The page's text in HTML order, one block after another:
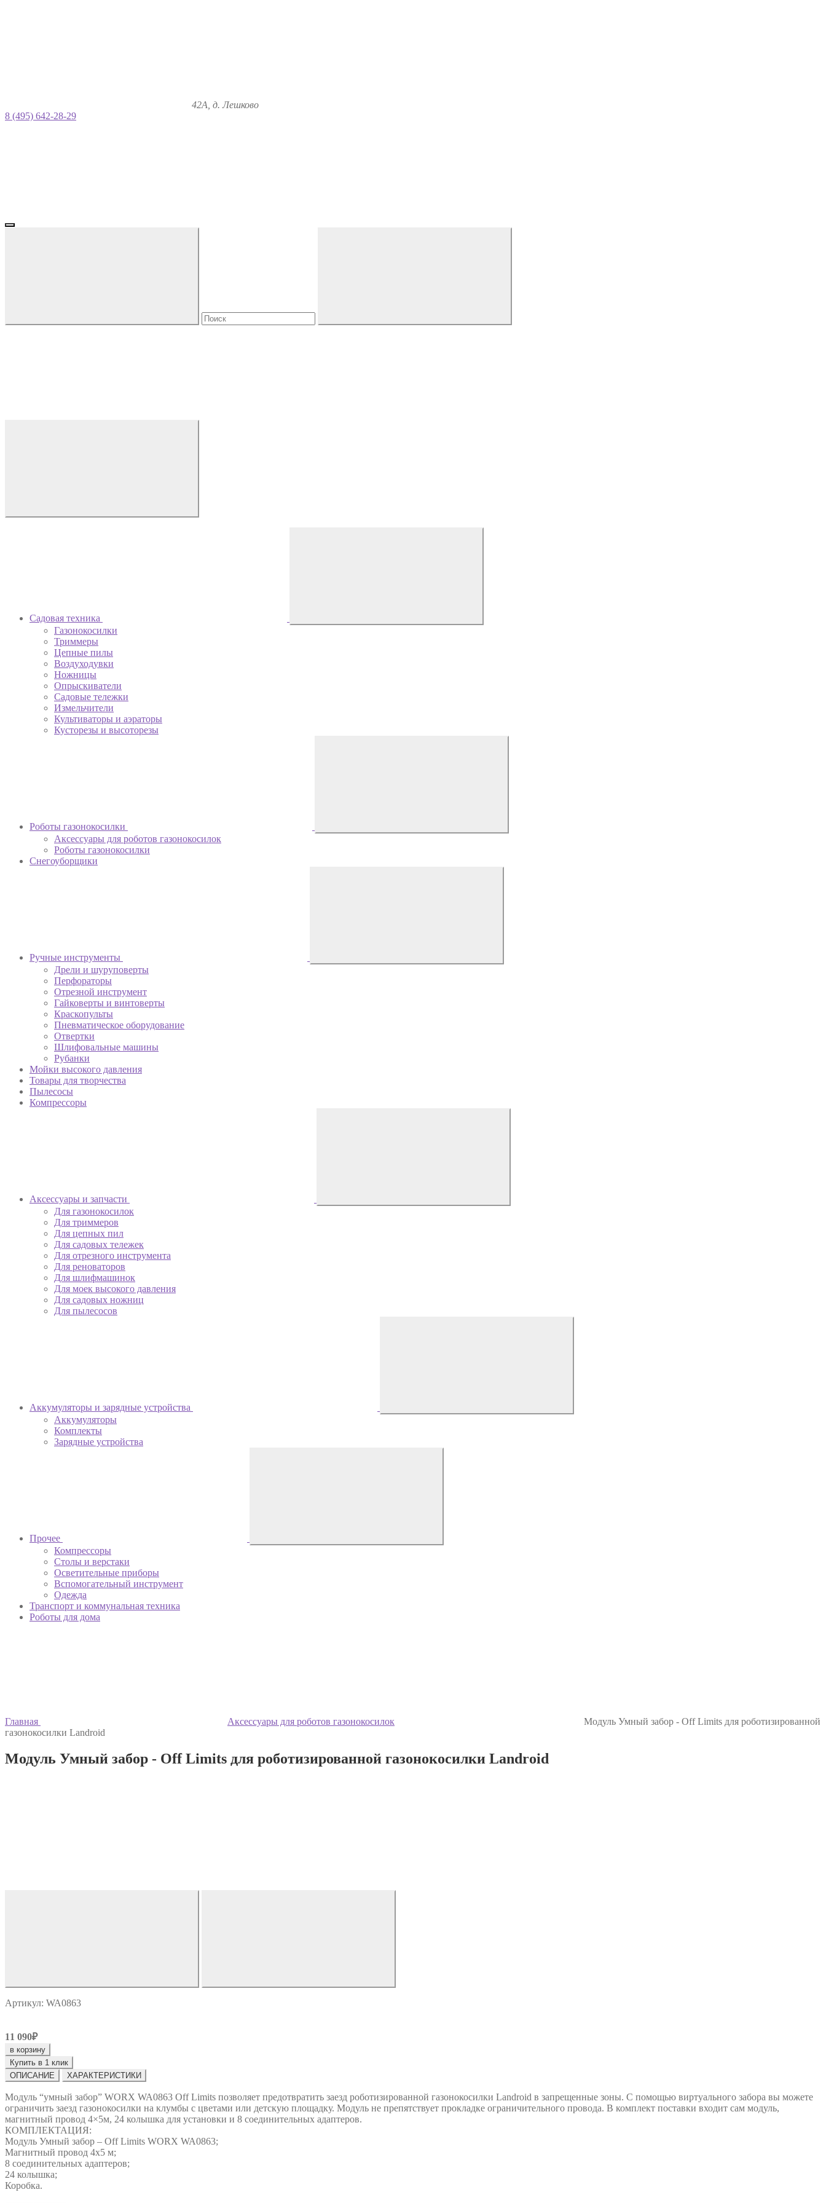
42А, д. Лешково
8 (495) 642-28-29
Садовая техника
Газонокосилки
Триммеры
Цепные пилы
Воздуходувки
Ножницы
Опрыскиватели
Садовые тележки
Измельчители
Культиваторы и аэраторы
Кусторезы и высоторезы
Роботы газонокосилки
Аксессуары для роботов газонокосилок
Роботы газонокосилки
Снегоуборщики
Ручные инструменты
Дрели и шуруповерты
Перфораторы
Отрезной инструмент
Гайковерты и винтоверты
Краскопульты
Пневматическое оборудование
Отвертки
Шлифовальные машины
Рубанки
Мойки высокого давления
Товары для творчества
Пылесосы
Компрессоры
Аксессуары и запчасти
Для газонокосилок
Для триммеров
Для цепных пил
Для садовых тележек
Для отрезного инструмента
Для реноваторов
Для шлифмашинок
Для моек высокого давления
Для садовых ножниц
Для пылесосов
Аккумуляторы и зарядные устройства
Аккумуляторы
Комплекты
Зарядные устройства
Прочее
Компрессоры
Столы и верстаки
Осветительные приборы
Вспомогательный инструмент
Одежда
Транспорт и коммунальная техника
Роботы для дома
Главная Аксессуары для роботов газонокосилок
Модуль Умный забор - Off Limits для роботизированной
газонокосилки Landroid
Модуль Умный забор - Off Limits для роботизированной газонокосилки Landroid
Артикул: WA0863
11 090₽
в корзину
Купить в 1 клик
ОПИСАНИЕ
ХАРАКТЕРИСТИКИ
Модуль “умный забор” WORX WA0863 Off Limits позволяет предотвратить заезд роботизированной газонокосилки Landroid в запрещенные зоны. С помощью виртуального забора вы можете
ограничить заезд газонокосилки на клумбы с цветами или детскую площадку. Модуль не препятствует прокладке ограничительного провода. В комплект поставки входит сам модуль,
магнитный провод 4×5м, 24 колышка для установки и 8 соединительных адаптеров.
КОМПЛЕКТАЦИЯ:
Модуль Умный забор – Off Limits WORX WA0863;
Магнитный провод 4х5 м;
8 соединительных адаптеров;
24 колышка;
Коробка.